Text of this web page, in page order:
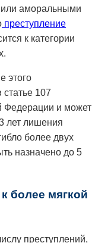
аморальными
преступление
к категории
этого
107
Федерации и может
лет лишения
более двух
назначено до 5
более мягкой
преступлений,